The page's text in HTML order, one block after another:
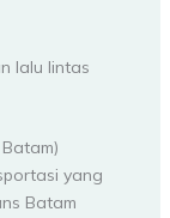
lalu lintas
yang
Batam